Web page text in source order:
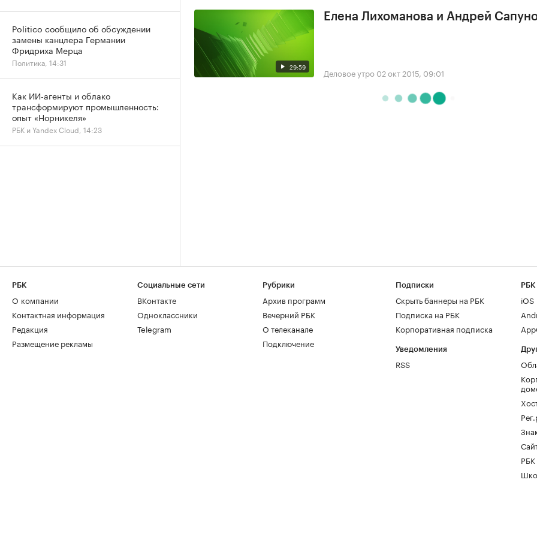
29:59
Елена Лихоманова и Андрей
Деловое утро 02 окт 2015, 09:01
Politico сообщило об обсуждении
замены канцлера Германии
Фридриха Мерца
Политика, 14:31
Как ИИ-агенты и облако
трансформируют промышленность:
опыт «Норникеля»
РБК и Yandex Cloud, 14:23
РБК
О компании
Контактная информация
Редакция
Размещение рекламы
Социальные сети
ВКонтакте
Одноклассники
Telegram
Рубрики
Архив программ
Вечерний РБК
О телеканале
Подключение
Подписки
Скрыть баннеры на РБК
Подписка на РБК
Корпоративная подписка
Уведомления
RSS
РБК
iOS